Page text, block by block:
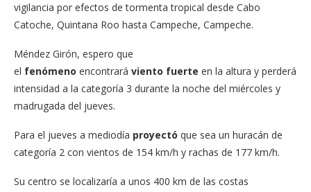
vigilancia por efectos de tormenta tropical desde Cabo
Catoche, Quintana Roo hasta Campeche, Campeche.
Méndez Girón, espero que
el fenómeno encontrará viento fuerte en la altura y perderá
intensidad a la categoría 3 durante la noche del miércoles y
madrugada del jueves.
Para el jueves a mediodía proyectó que sea un huracán de
categoría 2 con vientos de 154 km/h y rachas de 177 km/h.
Su centro se localizaría a unos 400 km de las costas